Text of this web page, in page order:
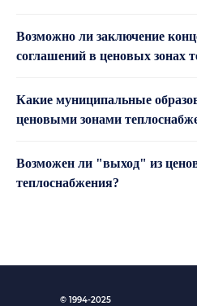
Возможно ли заключение
соглашений в ценовых зонах
Какие муниципальные
ценовыми зонами
Возможен ли "выход" из
теплоснабжения?
© 1994-2025